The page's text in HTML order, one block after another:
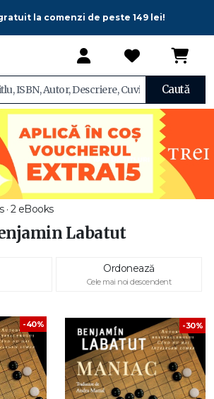
la comenzi de peste 149 lei!
Caută
· 2 eBooks
Labatut
Ordonează
Cele mai noi descendent
-40% -30%